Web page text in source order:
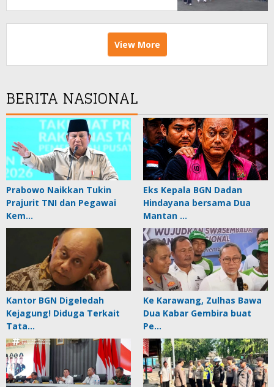
View More
BERITA NASIONAL
Prabowo Naikkan Tukin
Prajurit TNI dan Pegawai
Kem…
Eks Kepala BGN Dadan
Hindayana bersama Dua
Mantan …
Kantor BGN Digeledah
Kejagung! Diduga Terkait
Tata…
Ke Karawang, Zulhas Bawa
Dua Kabar Gembira buat
Pe…